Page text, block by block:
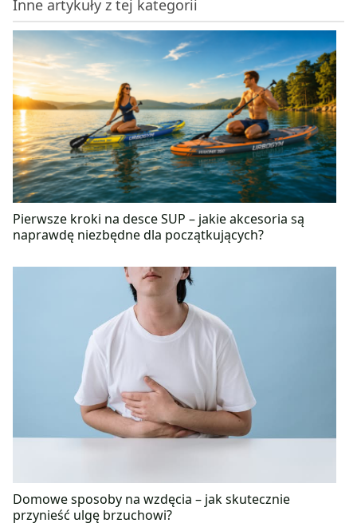
Inne artykuły z tej kategorii
Pierwsze kroki na desce SUP – jakie akcesoria są
naprawdę niezbędne dla początkujących?
Domowe sposoby na wzdęcia – jak skutecznie
przynieść ulgę brzuchowi?